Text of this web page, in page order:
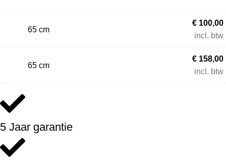
65 cm
€ 100,00
incl. btw
65 cm
€ 158,00
incl. btw
5 Jaar garantie